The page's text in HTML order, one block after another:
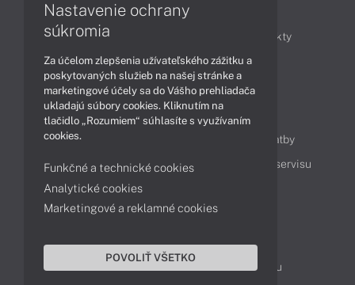
Články
Obchodné informácie
Produkty
Technológie
Videá
Obsah
Ako nakupovať
Možnosti doručenia a platby
Podpora a servis
Servisné služby Cenník servisu
Kontakty
043 4224 771
Obchodné oddelenie
Reklamácia tovaru
Nastavenie ochrany
súkromia
Za účelom zlepšenia užívateľského zážitku a
poskytovaných služieb na našej stránke a
marketingové účely sa do Vášho prehliadača
ukladajú súbory cookies. Kliknutím na
tlačidlo „Rozumiem“ súhlasíte s využívaním
cookies.
Funkčné a technické cookies
Analytické cookies
Marketingové a reklamné cookies
POVOLIŤ VŠETKO